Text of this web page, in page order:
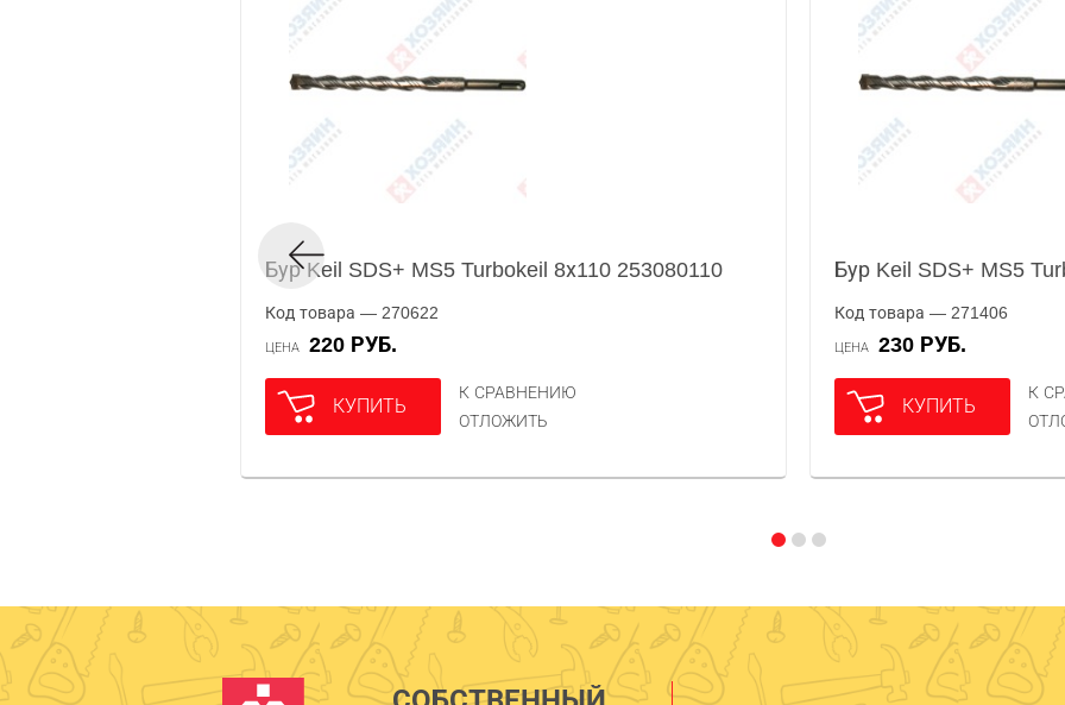
Бур Keil SDS+ MS5 Turbokeil 8х110 253080110
Код товара — 270622
ЦЕНА 220 РУБ.
КУПИТЬ
К СРАВНЕНИЮ
ОТЛОЖИТЬ
Бур Keil SDS+ MS5
Код товара — 271406
ЦЕНА 230 РУБ.
КУПИТЬ
К